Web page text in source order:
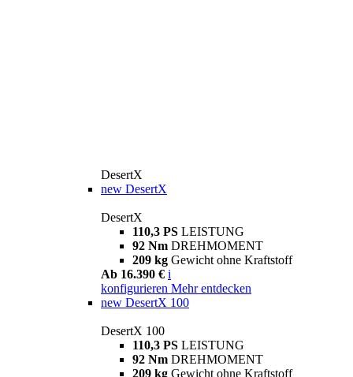
DesertX
new DesertX
DesertX
110,3 PS LEISTUNG
92 Nm DREHMOMENT
209 kg Gewicht ohne Kraftstoff
Ab 16.390 € i
konfigurieren Mehr entdecken
new DesertX 100
DesertX 100
110,3 PS LEISTUNG
92 Nm DREHMOMENT
209 kg Gewicht ohne Kraftstoff